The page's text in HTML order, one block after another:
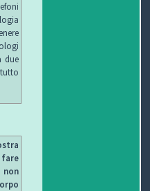
due